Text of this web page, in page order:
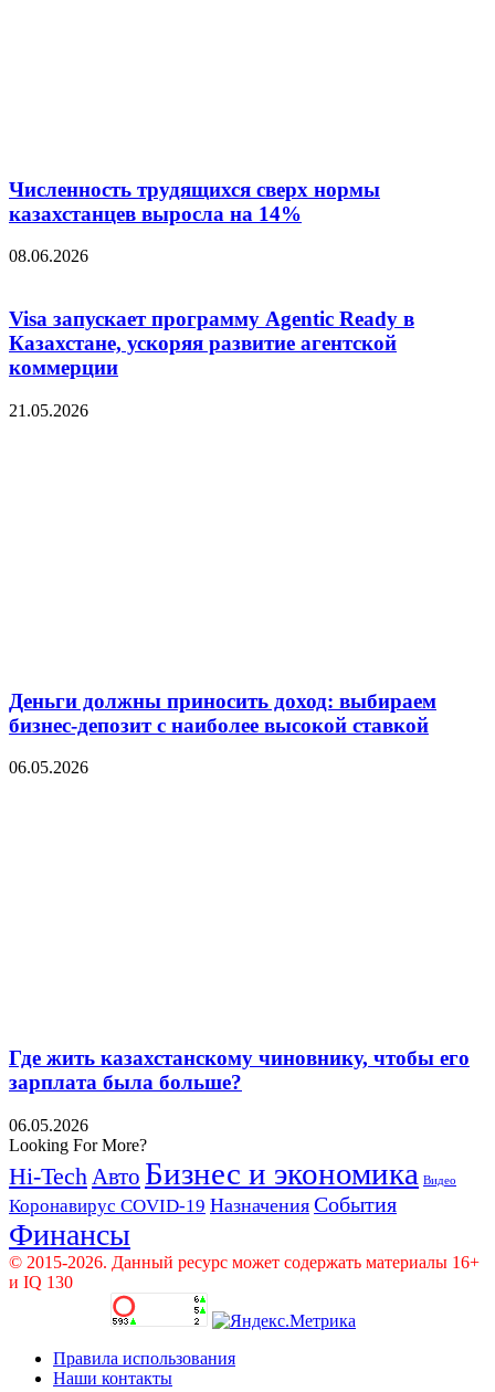
Численность трудящихся сверх нормы
казахстанцев выросла на 14%
08.06.2026
Visa запускает программу Agentic Ready в
Казахстане, ускоряя развитие агентской
коммерции
21.05.2026
Деньги должны приносить доход: выбираем
бизнес-депозит с наиболее высокой ставкой
06.05.2026
Где жить казахстанскому чиновнику, чтобы его
зарплата была больше?
06.05.2026
Looking For More?
Hi-Tech Авто Бизнес и экономика Видео
Коронавирус COVID-19 Назначения События
Финансы
© 2015-2026. Данный ресурс может содержать материалы 16+
и IQ 130
Правила использования
Наши контакты